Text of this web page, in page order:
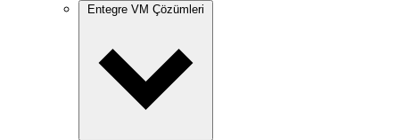
Entegre VM Çözümleri